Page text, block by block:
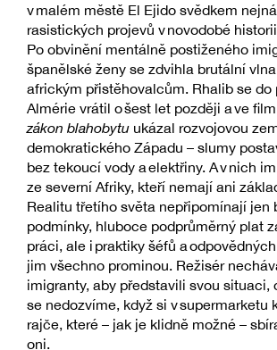
v malém městě El Ejido svědkem
rasistických projevů v novodobé historii
Po obvinění mentálně postiženého
španělské ženy se zdvihla brutální
africkým přistěhovalcům. Rhalib se do
Almérie vrátil o šest let později a ve
zákon blahobytu ukázal rozvojovou
demokratického Západu – slumy
bez tekoucí vody a elektřiny. A v nich
ze severní Afriky, kteří nemají ani
Realitu třetího světa nepřipomínají jen
podmínky, hluboce podprůměrný plat
práci, ale i praktiky šéfů a
jim všechno prominou. Režisér
imigranty, aby představili svou situaci,
se nedozvíme, když si v supermarketu
rajče, které – jak je klidně možné –
oni.